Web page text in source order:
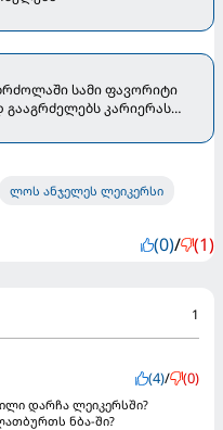
სამი ფავორიტი
გააგრძელებს კარიერას
ლოს ანჯელეს ლეიკერსი
(0)/ (1)
1
(4)/ (0)
დარჩა ლეიკერსში?
ნბა-ში?